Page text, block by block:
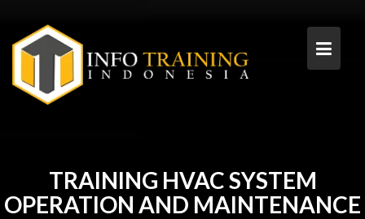
content
TRAINING HVAC SYSTEM
OPERATION AND MAINTENANCE